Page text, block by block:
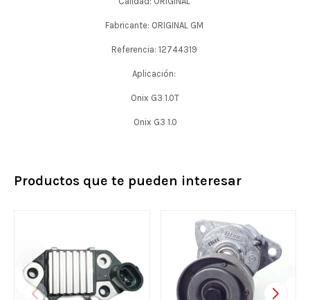
Fabricante: ORIGINAL GM
Referencia: 12744319
Aplicación:
Onix G3 1.0T
Onix G3 1.0
Productos que te pueden interesar